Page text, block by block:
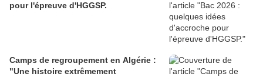
pour l'épreuve d'HGGSP.
Camps de regroupement en Algérie :
"Une histoire extrêmement